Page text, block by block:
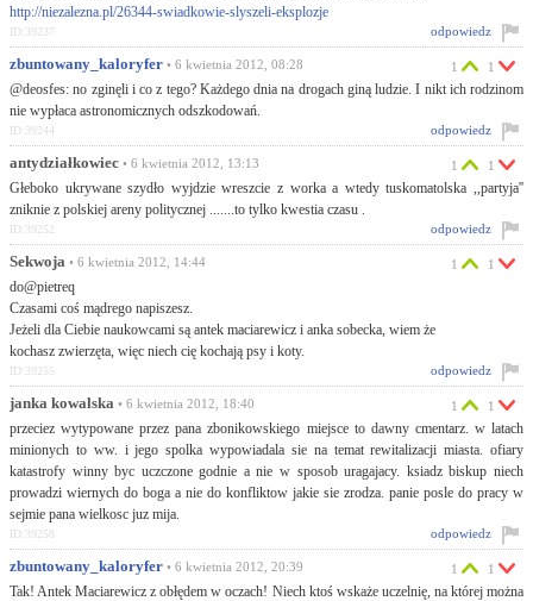
http://niezalezna.pl/26344-swiadkowie-slyszeli-eksplozje
odpowiedz
ID:39237
zbuntowany_kaloryfer • 6 kwietnia 2012, 08:28
@deosfes: no zginęli i co z tego? Każdego dnia na drogach giną ludzie. I nikt ich rodzinom
nie wypłaca astronomicznych odszkodowań.
1 1
odpowiedz
ID:39244
antydziałkowiec • 6 kwietnia 2012, 13:13
Głeboko ukrywane szydło wyjdzie wreszcie z worka a wtedy tuskomatolska ,,partyja''
zniknie z polskiej areny politycznej .......to tylko kwestia czasu .
1 1
odpowiedz
ID:39252
Sekwoja • 6 kwietnia 2012, 14:44
do@pietreq
Czasami coś mądrego napiszesz.
Jeżeli dla Ciebie naukowcami są antek maciarewicz i anka sobecka, wiem że
kochasz zwierzęta, więc niech cię kochają psy i koty.
1 1
odpowiedz
ID:39255
janka kowalska • 6 kwietnia 2012, 18:40
przeciez wytypowane przez pana zbonikowskiego miejsce to dawny cmentarz. w latach
minionych to ww. i jego spolka wypowiadala sie na temat rewitalizacji miasta. ofiary
katastrofy winny byc uczczone godnie a nie w sposob uragajacy. ksiadz biskup niech
prowadzi wiernych do boga a nie do konfliktow jakie sie zrodza. panie posle do pracy w
sejmie pana wielkosc juz mija.
1 1
odpowiedz
ID:39258
zbuntowany_kaloryfer • 6 kwietnia 2012, 20:39
Tak! Antek Maciarewicz z obłędem w oczach! Niech ktoś wskaże uczelnię, na której można
1 1